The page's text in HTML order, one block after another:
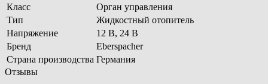
Класс
Орган управления
Тип
Жидкостный отопитель
Напряжение
12 В, 24 В
Бренд
Eberspacher
Страна производства Германия
Отзывы